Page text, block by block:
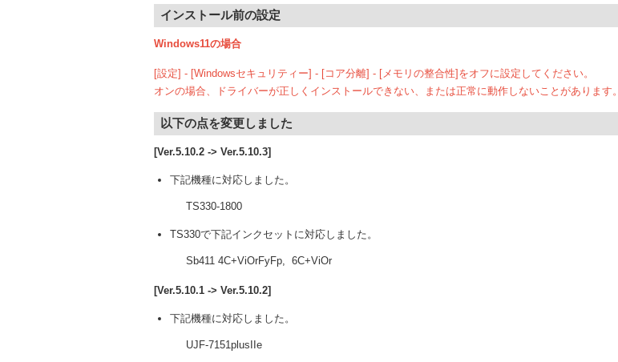
インストール前の設定
Windows11の場合
[設定] - [Windowsセキュリティー] - [コア分離] - [メモリの整合性]をオフに設定してください。
オンの場合、ドライバーが正しくインストールできない、または正常に動作しないことがあります。
以下の点を変更しました
[Ver.5.10.2 -> Ver.5.10.3]
下記機種に対応しました。
TS330-1800
TS330で下記インクセットに対応しました。
Sb411 4C+ViOrFyFp, 6C+ViOr
[Ver.5.10.1 -> Ver.5.10.2]
下記機種に対応しました。
UJF-7151plusIIe